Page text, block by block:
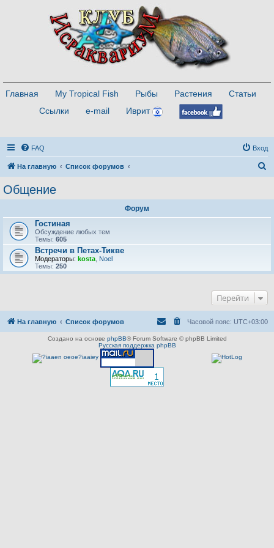
Главная My Tropical Fish Рыбы Растения
Статьи
Ссылки
e-mail Иврит
FAQ Вход
На главную Список форумов
Общение
Форум
Гостиная
Обсуждение любых тем
Темы: 605
Встречи в Петах-Тикве
Модераторы: kosta Noel
Темы: 250
Перейти
На главную Список форумов Часовой пояс: UTC+03:00
Создано на основе phpBB® Forum Software © phpBB Limited
Русская поддержка phpBB